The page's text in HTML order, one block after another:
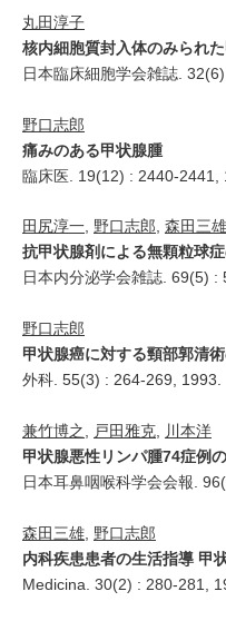
丸田淳子
核内細胞質封入体のみられ
日本臨床細胞学会雑誌.
野口志郎
痛みのある甲状腺腫
臨床医. 19(12) : 2440-2441,
田尻淳一, 野口志郎, 森田三雄
抗甲状腺剤による無顆粒球
日本内分泌学会雑誌. 69(5) :
野口志郎
甲状腺癌に対する頸部郭清
外科. 55(3) : 264-269, 1993.
兼竹博之 戸田雅克
川本洋
甲状腺悪性リンパ腫74症例
日本耳鼻咽喉科学会会報.
森田三雄 野口志郎
内科疾患患者の生活指導 甲
Medicina. 30(2) : 280-281,